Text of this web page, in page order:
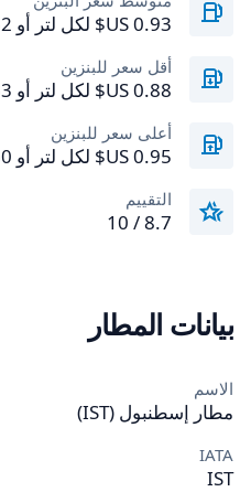
أقل سعر للبنزين
أعلى سعر للبنزين
التقييم
8.7 / 10
بيانات المطار
الاسم
مطار إسطنبول (IST)
IATA
IST